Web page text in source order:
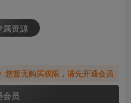
属资源
您暂无购买权限，请先开通会员
会员